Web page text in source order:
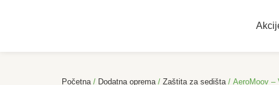
Početna/ Dodatna oprema/ Zaštita za sedišta/ AeroMoov –